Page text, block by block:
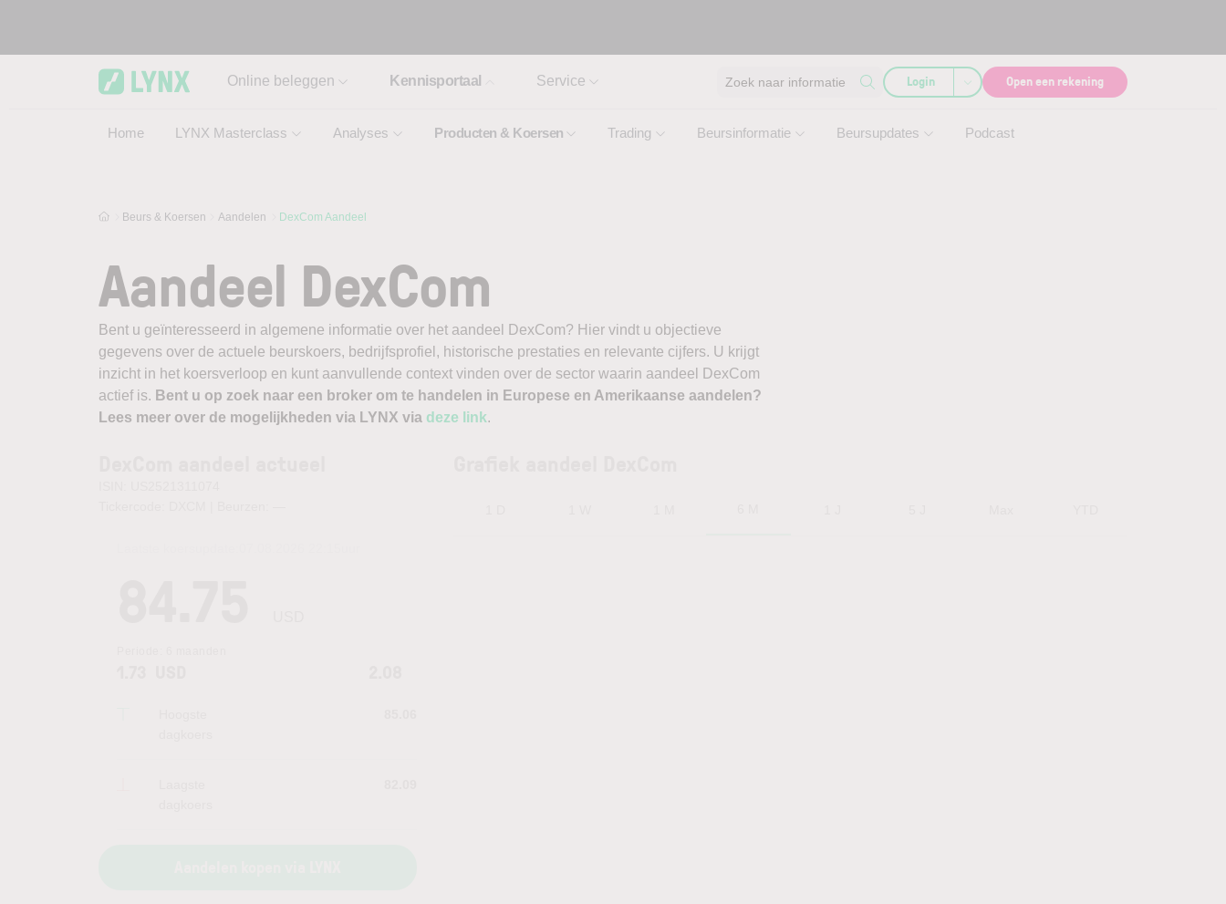
Online beleggen Kennisportaal
Home LYNX Masterclass Analyses Producten & Koersen Trading Beursinformatie Beursupdates Podcast
Service Zoek naar informatie Login Open een rekening
Beurs & Koersen Aandelen DexCom Aandeel
Aandeel DexCom
Bent u geïnteresseerd in algemene informatie over het aandeel DexCom? Hier vindt u objectieve
gegevens over de actuele beurskoers, bedrijfsprofiel, historische prestaties en relevante cijfers. U krijgt
inzicht in het koersverloop en kunt aanvullende context vinden over de sector waarin aandeel DexCom
actief is. Bent u op zoek naar een broker om te handelen in Europese en Amerikaanse aandelen?
Lees meer over de mogelijkheden via LYNX via deze link.